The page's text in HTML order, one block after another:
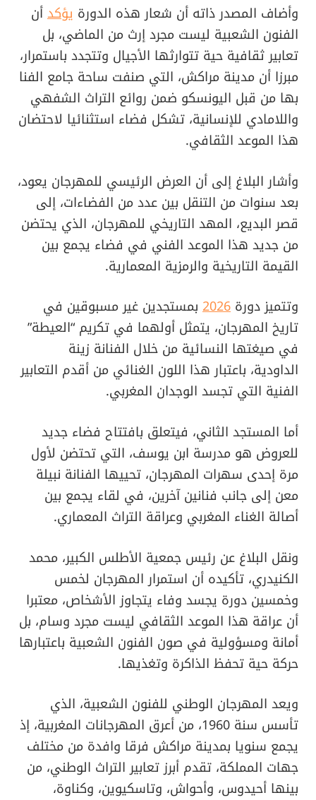
وأضاف المصدر ذاته أن شعار هذه الدورة يؤكدأن
الفنون الشعبية ليست مجرد إرث من الماضي، بل
تعابير ثقافية حية تتوارثها الأجيال وتتجدد باستمرار،
مبرزا أن مدينة مراكش، التي صنفت ساحة جامع الفنا
بها من قبل اليونسكو ضمن روائع التراث الشفهي
واللامادي للإنسانية، تشكل فضاء استثنائيا لاحتضان
هذا الموعد الثقافي.
وأشار البلاغ إلى أن العرض الرئيسي للمهرجان يعود،
بعد سنوات من التنقل بين عدد من الفضاءات، إلى
قصر البديع، المهد التاريخي للمهرجان، الذي يحتضن
من جديد هذا الموعد الفني في فضاء يجمع بين
القيمة التاريخية والرمزية المعمارية.
وتتميز دورة 2026 بمستجدين غير مسبوقين في
تاريخ المهرجان، يتمثل أولهما في تكريم “العيطة”
في صيغتها النسائية من خلال الفنانة زينة
الداودية، باعتبار هذا اللون الغنائي من أقدم التعابير
الفنية التي تجسد الوجدان المغربي.
أما المستجد الثاني، فيتعلق بافتتاح فضاء جديد
للعروض هو مدرسة ابن يوسف، التي تحتضن لأول
مرة إحدى سهرات المهرجان، تحييها الفنانة نبيلة
معن إلى جانب فنانين آخرين، في لقاء يجمع بين
أصالة الغناء المغربي وعراقة التراث المعماري.
ونقل البلاغ عن رئيس جمعية الأطلس الكبير، محمد
الكنيدري، تأكيده أن استمرار المهرجان لخمس
وخمسين دورة يجسد وفاء يتجاوز الأشخاص، معتبرا
أن عراقة هذا الموعد الثقافي ليست مجرد وسام، بل
أمانة ومسؤولية في صون الفنون الشعبية باعتبارها
حركة حية تحفظ الذاكرة وتغذيها.
ويعد المهرجان الوطني للفنون الشعبية، الذي
تأسس سنة 1960، من أعرق المهرجانات المغربية، إذ
يجمع سنويا بمدينة مراكش فرقا وافدة من مختلف
جهات المملكة، تقدم أبرز تعابير التراث الوطني، من
بينها أحيدوس، وأحواش، وتاسكيوين، وكناوة،